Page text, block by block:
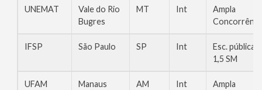
UNEMAT
Vale do Rio
Bugres
MT Int
Ampla
IFSP São Paulo SP Int
Esc. pública,
1,5 SM
UFAM Manaus AM Int
Ampla